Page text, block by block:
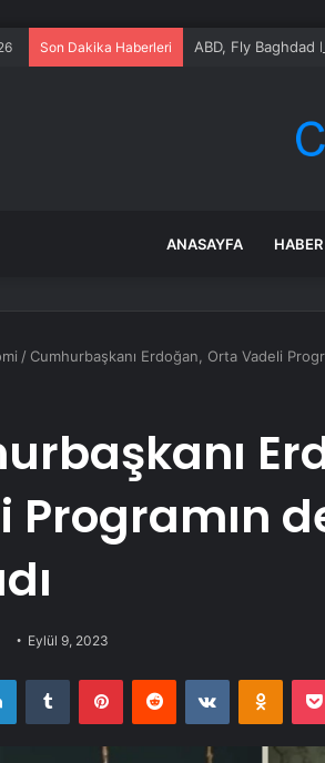
Son Dakika Haberleri ABD, Fly Baghdad
ANASAYFA HABER
/ Cumhurbaşkanı Erdoğan, Orta Vadeli
Programın
Eylül 9, 2023
LinkedInTumblr PinterestReddit VKontakte